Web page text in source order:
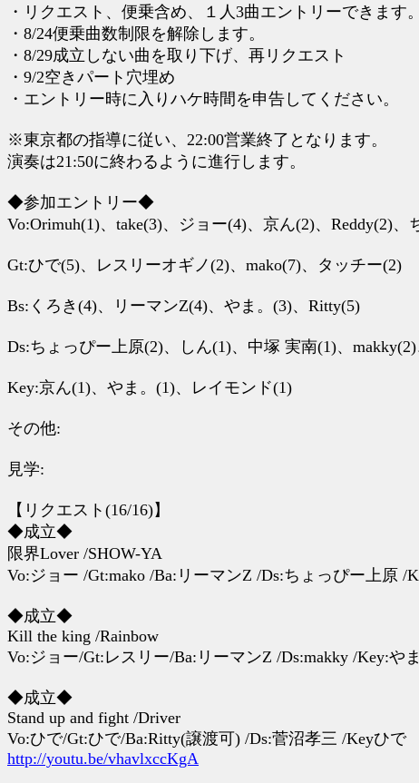
・リクエスト、便乗含め、１人3曲エントリーできます。
・8/24便乗曲数制限を解除します。
・8/29成立しない曲を取り下げ、再リクエスト
・9/2空きパート穴埋め
・エントリー時に入りハケ時間を申告してください。
※東京都の指導に従い、22:00営業終了となります。
演奏は21:50に終わるように進行します。
◆参加エントリー◆
Vo:Orimuh(1)、take(3)、ジョー(4)、京ん(2)、Reddy(2)、
Gt:ひで(5)、レスリーオギノ(2)、mako(7)、タッチー(2)
Bs:くろき(4)、リーマンZ(4)、やま。(3)、Ritty(5)
Ds:ちょっぴー上原(2)、しん(1)、中塚 実南(1)、
Key:京ん(1)、やま。(1)、レイモンド(1)
その他:
見学:
【リクエスト(16/16)】
◆成立◆
限界Lover /SHOW-YA
Vo:ジョー /Gt:mako /Ba:リーマンZ /Ds:ちょっぴー上原 /
◆成立◆
Kill the king /Rainbow
Vo:ジョー/Gt:レスリー/Ba:リーマンZ /Ds:makky /Key:やま
◆成立◆
Stand up and fight /Driver
Vo:ひで/Gt:ひで/Ba:Ritty(譲渡可) /Ds:菅沼孝三 /Keyひで
http://youtu.be/vhavlxccKgA